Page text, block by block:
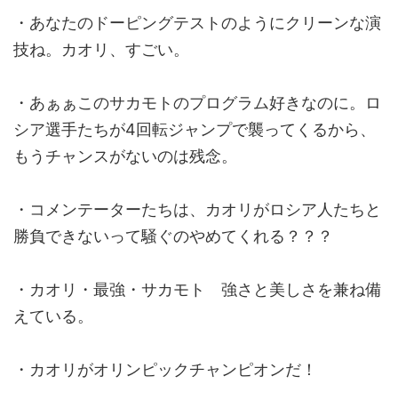
・あなたのドーピングテストのようにクリーンな演
技ね。カオリ、すごい。
・あぁぁこのサカモトのプログラム好きなのに。ロ
シア選手たちが4回転ジャンプで襲ってくるから、
もうチャンスがないのは残念。
・コメンテーターたちは、カオリがロシア人たちと
勝負できないって騒ぐのやめてくれる？？？
・カオリ・最強・サカモト 強さと美しさを兼ね備
えている。
・カオリがオリンピックチャンピオンだ！